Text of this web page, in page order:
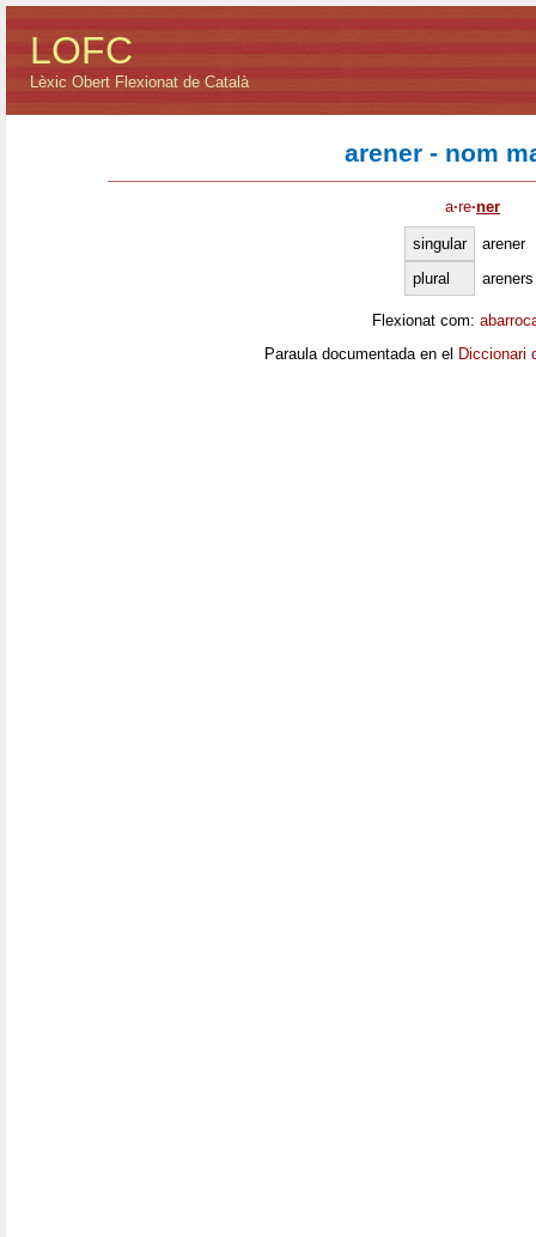
LOFC
Lèxic Obert Flexionat de Català
arener - nom
a·re·ner
singular
arener
plural
areners
Flexionat com:
Paraula documentada en el Diccionari